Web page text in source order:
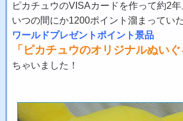
ピカチュウのVISAカードを作って約2年
いつの間にか1200ポイント溜まってい
ワールドプレゼントポイント景品
「ピカチュウのオリジナルぬいぐ
ちゃいました！